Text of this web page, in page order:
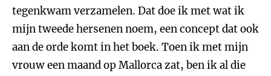
tegenkwam verzamelen. Dat doe ik met wat ik
mijn tweede hersenen noem, een concept dat ook
aan de orde komt in het boek. Toen ik met mijn
vrouw een maand op Mallorca zat, ben ik al die